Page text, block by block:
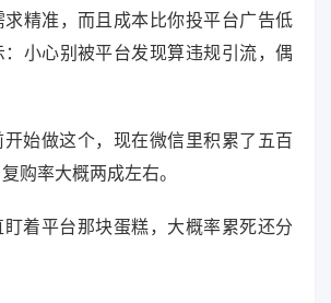
精准，而且成本比你投平台广告低
小心别被平台发现算违规引流，偶
始做这个，现在微信里积累了五百
购率大概两成左右。
着平台那块蛋糕，大概率累死还分